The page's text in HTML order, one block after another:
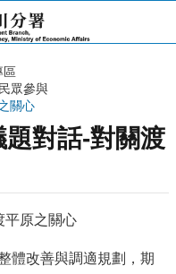
區
民眾參與
關心
對話-對關渡
平原之關心
體改善與調適規劃，期